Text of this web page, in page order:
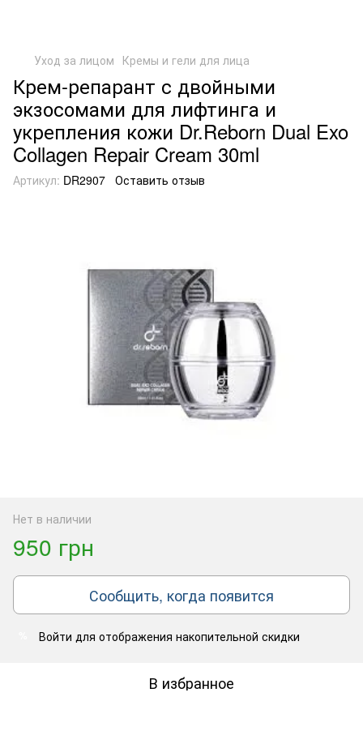
Уход за лицом Кремы и гели для лица
Крем-репарант с двойными
экзосомами для лифтинга и
укрепления кожи Dr.Reborn Dual Exo
Collagen Repair Cream 30ml
Артикул: DR2907 Оставить отзыв
Нет в наличии
950 грн
Сообщить, когда появится
Войти для отображения накопительной скидки
В избранное